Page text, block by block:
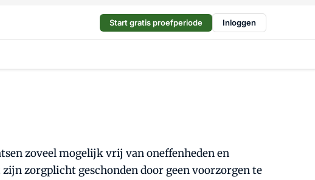
Start gratis proefperiode Inloggen
zoveel mogelijk vrij van oneffenheden en
zorgplicht geschonden door geen voorzorgen te